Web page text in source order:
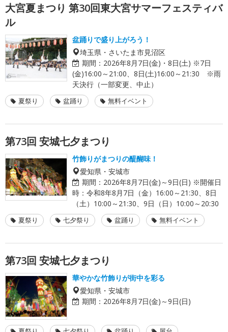
大宮夏まつり 第30回東大宮サマーフェスティバ
ル
盆踊りで盛り上がろう！
埼玉県・さいたま市見沼区
期間： 2026年8月7日(金)・8日(土) ※7日
(金)16:00～21:00、8日(土)16:00～21:30 ※雨
天決行（一部変更、中止）
夏祭り 盆踊り 無料イベント
第73回 安城七夕まつり
竹飾りがまつりの醍醐味！
愛知県・安城市
期間： 2026年8月7日(金)～9日(日) ※開催日
時：令和8年8月7日（金）16:00～21:30、8日
（土）10:00～21:30、9日（日）10:00～20:30
夏祭り 七夕祭り 盆踊り 無料イベント
第73回 安城七夕まつり
華やかな竹飾りが街中を彩る
愛知県・安城市
期間： 2026年8月7日(金)～9日(日)